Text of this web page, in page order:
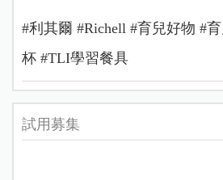
#利其爾 #Richell #育兒好物 #
杯 #TLI學習餐具
試用募集